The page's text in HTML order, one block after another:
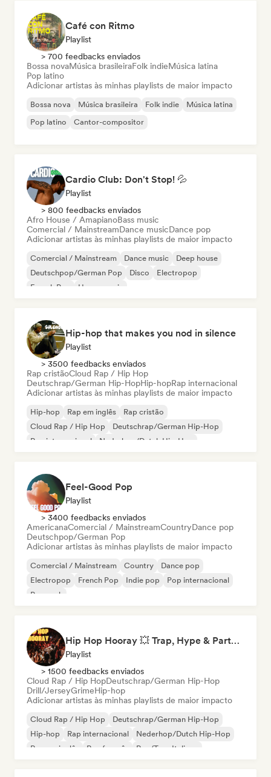
Café con Ritmo
Playlist
> 700 feedbacks enviados
Bossa novaMúsica brasileiraFolk indieMúsica latina
Pop latino
Adicionar artistas às minhas playlists de maior impacto
Bossa nova Música brasileira Folk indie
Música latina
Pop latino
Cantor-compositor
Cardio Club: Don't Stop! 💦
Playlist
> 800 feedbacks enviados
Afro House / AmapianoBass music
Comercial / MainstreamDance musicDance pop
Adicionar artistas às minhas playlists de maior impacto
Comercial / Mainstream Dance music
Deep house
Deutschpop/German Pop
Disco
Electropop
French Pop
House music
Hip-hop that makes you nod in silence
Playlist
> 3500 feedbacks enviados
Rap cristãoCloud Rap / Hip Hop
Deutschrap/German Hip-HopHip-hopRap internacional
Adicionar artistas às minhas playlists de maior impacto
Hip-hop Rap em inglês
Rap cristão
Cloud Rap / Hip Hop
Deutschrap/German Hip-Hop
Rap internacional
Nederhop/Dutch Hip-Hop
Feel-Good Pop
Playlist
> 3400 feedbacks enviados
AmericanaComercial / MainstreamCountryDance pop
Deutschpop/German Pop
Adicionar artistas às minhas playlists de maior impacto
Comercial / Mainstream Country
Dance pop
Electropop
French Pop Indie pop
Pop internacional
Pop rock
Hip Hop Hooray 💥 Trap, Hype & Party Rap Bangers
Playlist
> 1500 feedbacks enviados
Cloud Rap / Hip HopDeutschrap/German Hip-Hop
Drill/JerseyGrimeHip-hop
Adicionar artistas às minhas playlists de maior impacto
Cloud Rap / Hip Hop
Deutschrap/German Hip-Hop
Hip-hop
Rap internacional
Nederhop/Dutch Hip-Hop
Rap em inglês
Rap francês Rap/Trap Italiano